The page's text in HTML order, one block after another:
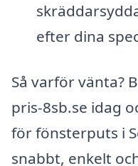
efter dina
Så varför vänta?
pris-8sb.se idag
för fönsterputs i
snabbt, enkelt